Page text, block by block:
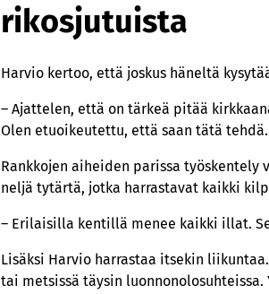
rikosjutuista
Harvio kertoo, että joskus häneltä
– Ajattelen, että on tärkeä pitää
Olen etuoikeutettu, että saan tätä tehdä.
Rankkojen aiheiden parissa työskentely
neljä tytärtä, jotka harrastavat kaikki
– Erilaisilla kentillä menee kaikki illat.
Lisäksi Harvio harrastaa itsekin
tai metsissä täysin